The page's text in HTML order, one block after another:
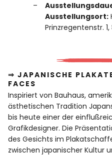
Ausstellungsort:
Prinzregentenstr.
⇒ JAPANISCHE
FACES
Inspiriert von Bauhaus,
ästhetischen Tradition
bis heute einer der
Grafikdesigner. Die
des Gesichts im
zwischen japanischer Kultur